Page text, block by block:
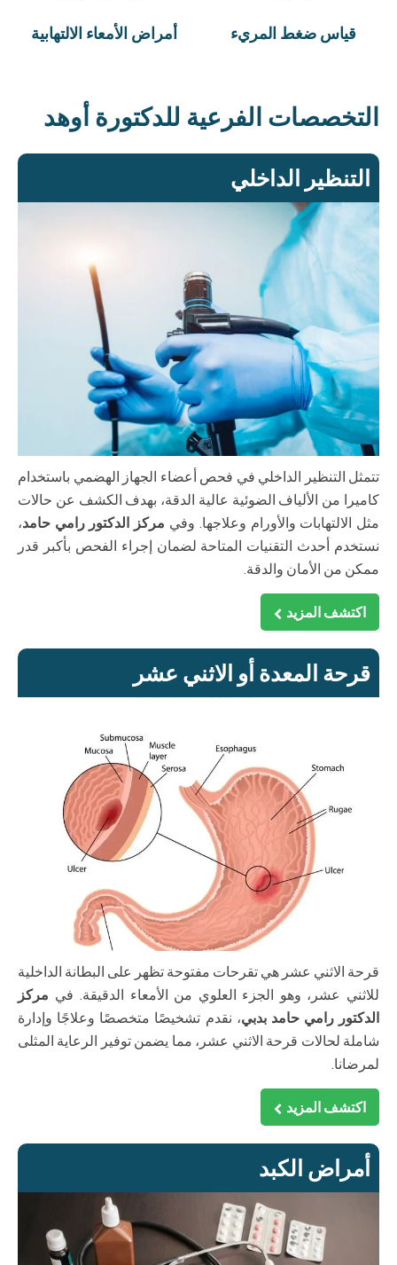
قياس ضغط المريء أمراض الأمعاء الالتهابية
التخصصات الفرعية للدكتورة أوهد
التنظير الداخلي
تتمثل التنظير الداخلي في فحص أعضاء الجهاز الهضمي باستخدام
كاميرا من الألياف الضوئية عالية الدقة، بهدف الكشف عن حالات
مثل الالتهابات والأورام وعلاجها. وفي مركز الدكتور رامي حامد،
نستخدم أحدث التقنيات المتاحة لضمان إجراء الفحص بأكبر قدر
ممكن من الأمان والدقة.
اكتشف المزيد
قرحة المعدة أو الاثني عشر
قرحة الاثني عشر هي تقرحات مفتوحة تظهر على البطانة الداخلية
للاثني عشر، وهو الجزء العلوي من الأمعاء الدقيقة. في مركز
الدكتور رامي حامد بدبي، نقدم تشخيصًا متخصصًا وعلاجًا وإدارة
شاملة لحالات قرحة الاثني عشر، مما يضمن توفير الرعاية المثلى
لمرضانا.
اكتشف المزيد
أمراض الكبد